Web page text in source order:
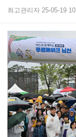
최고관리자 25-05-19
본문